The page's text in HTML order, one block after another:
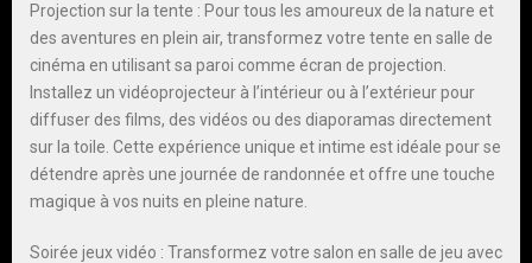
Projection sur la tente : Pour tous les amoureux de la nature et
des aventures en plein air, transformez votre tente en salle de
cinéma en utilisant sa paroi comme écran de projection.
Installez un vidéoprojecteur à l’intérieur ou à l’extérieur pour
diffuser des films, des vidéos ou des diaporamas directement
sur la toile. Cette expérience unique et intime est idéale pour se
détendre après une journée de randonnée et offre une touche
magique à vos nuits en pleine nature.
Soirée jeux vidéo : Transformez votre salon en salle de jeu avec